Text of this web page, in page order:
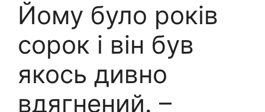
Йому було років
сорок і він був
якось дивно
вдягнений. –